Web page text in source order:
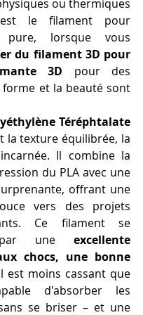
ou thermiques
le filament pour
pure, lorsque vous
du filament 3D pour
3D pour des
et la beauté sont
Téréphtalate
la texture équilibrée, la
Il combine la
du PLA avec une
offrant une
vers des projets
Ce filament se
par une excellente
chocs, une bonne
est moins cassant que
d'absorber les